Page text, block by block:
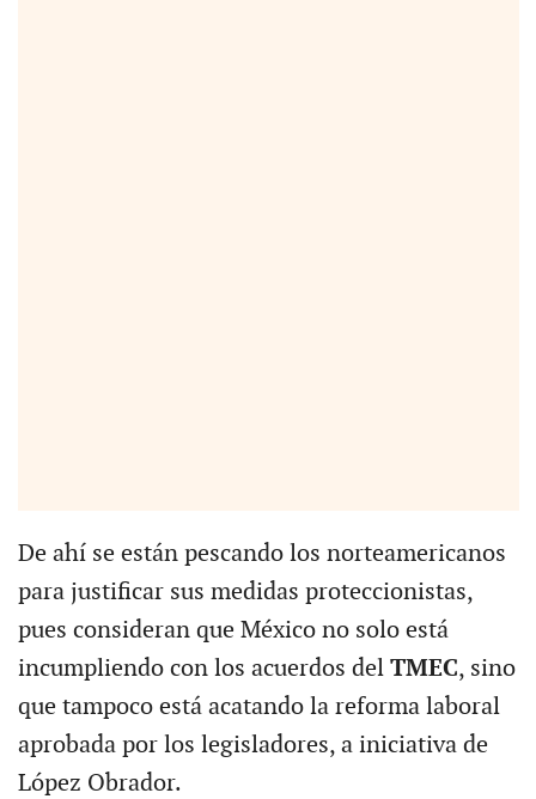
De ahí se están pescando los norteamericanos
para justificar sus medidas proteccionistas,
pues consideran que México no solo está
incumpliendo con los acuerdos del TMEC, sino
que tampoco está acatando la reforma laboral
aprobada por los legisladores, a iniciativa de
López Obrador.